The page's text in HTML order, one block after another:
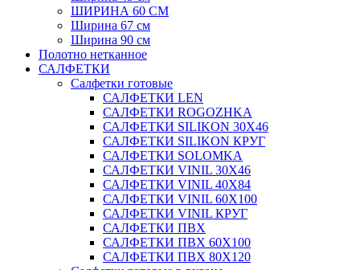
ШИРИНА 60 СМ
Ширина 67 см
Ширина 90 см
Полотно нетканное
САЛФЕТКИ
Салфетки готовые
САЛФЕТКИ LEN
САЛФЕТКИ ROGOZHKA
САЛФЕТКИ SILIKON 30Х46
САЛФЕТКИ SILIKON КРУГ
САЛФЕТКИ SOLOMKA
САЛФЕТКИ VINIL 30Х46
САЛФЕТКИ VINIL 40Х84
САЛФЕТКИ VINIL 60Х100
САЛФЕТКИ VINIL КРУГ
САЛФЕТКИ ПВХ
САЛФЕТКИ ПВХ 60Х100
САЛФЕТКИ ПВХ 80Х120